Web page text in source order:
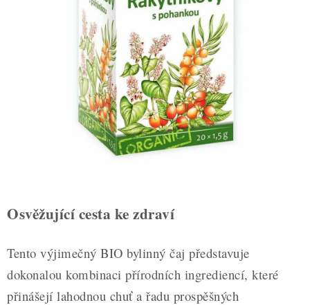
ZDRAVÉ PEČENÍ
DÁRKOVÉ POUKAZY
TÉMATICKÉ PRODUKTY
PROFI BALENÍ
Hodnocení obchodu
Moje objednávka
Podmínky ochrany osobních údajů
Osvěžující cesta ke zdraví
Tento výjimečný BIO bylinný čaj představuje
dokonalou kombinaci přírodních ingrediencí, které
přinášejí lahodnou chuť a řadu prospěšných